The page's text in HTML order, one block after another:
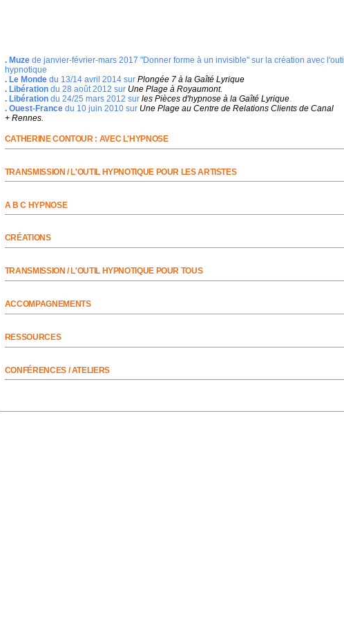
. Muze de janvier-février-mars 2017 "Donner forme à un invisible" sur la création avec l'outil
hypnotique
. Le Mondedu 13/14 avril 2014 sur Plongée 7 à la Gaîté Lyrique
. Libérationdu 28 août 2012 sur Une Plage à Royaumont.
. Libérationdu 24/25 mars 2012 surles Pièces d'hypnose à la Gaîté Lyrique.
. Ouest-Francedu 10 juin 2010 sur Une Plage au Centre de Relations Clients de Canal
+ Rennes.
CATHERINE CONTOUR : AVEC L'HYPNOSE
TRANSMISSION / L'OUTIL HYPNOTIQUE POUR LES ARTISTES
A B C HYPNOSE
CRÉATIONS
TRANSMISSION / L'OUTIL HYPNOTIQUE POUR TOUS
ACCOMPAGNEMENTS
RESSOURCES
CONFÉRENCES / ATELIERS